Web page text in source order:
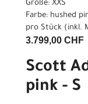
Größe: XXS
Farbe: hushed
pro Stück (inkl.
3.799,00 CHF
Scott
pink - S